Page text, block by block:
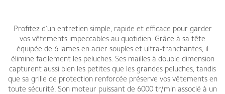
Profitez d’un entretien simple, rapide et efficace pour garder
vos vêtements impeccables au quotidien. Grâce à sa tête
équipée de 6 lames en acier souples et ultra-tranchantes, il
élimine facilement les peluches. Ses mailles à double dimension
capturent aussi bien les petites que les grandes peluches, tandis
que sa grille de protection renforcée préserve vos vêtements en
toute sécurité. Son moteur puissant de 6000 tr/min associé à un